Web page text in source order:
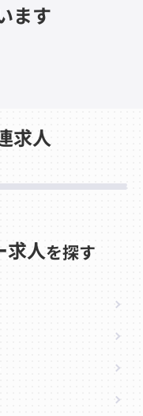
ます
求人
求人を探す